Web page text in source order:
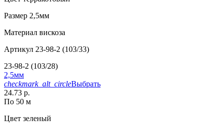
Размер 2,5мм
Материал вискоза
Артикул 23-98-2 (103/33)
23-98-2 (103/28)
2,5мм
checkmark_alt_circleВыбрать
24.73 р.
По 50 м
Цвет зеленый